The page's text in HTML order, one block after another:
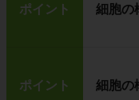
ポイント 細胞の
ポイント 細胞の